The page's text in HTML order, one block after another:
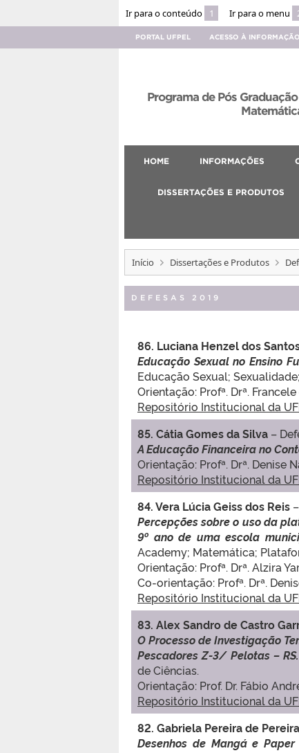
Ir para o conteúdo 1 Ir para o menu
PORTAL UFPEL ACESSO À INFORMAÇÃO
Programa de Pós
HOME INFORMAÇÕES
DISSERTAÇÕES E PRODUTOS
Início Dissertações e Produtos
DEFESAS 2019
86. Luciana Henzel dos
Educação Sexual no Ensino
Educação Sexual;
Orientação: Profª. Drª.
Repositório Institucional da
85. Cátia Gomes da Silva –
A Educação Financeira no
Orientação: Profª. Drª. Denise
Repositório Institucional da
84. Vera Lúcia Geiss dos Reis
Percepções sobre o uso da
9º ano de uma escola
Academy; Matemática;
Orientação: Profª. Drª. Alzira
Co-orientação: Profª. Drª.
Repositório Institucional da
83. Alex Sandro de Castro
O Processo de Investigação
Pescadores Z-3/ Pelotas – RS.
de Ciências.
Orientação: Prof. Dr. Fábio
Repositório Institucional da
82. Gabriela Pereira de Pereira
Desenhos de Mangá e